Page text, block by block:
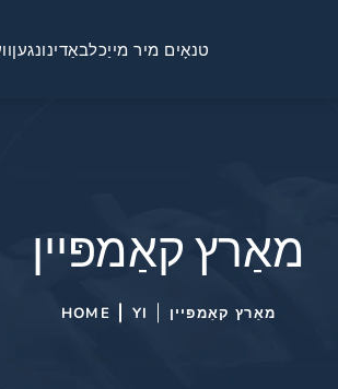
באַדינונגעןטנאָים מיר מייַכל
מאַרץ קאַמפּיין
HOME YI מאַרץ קאַמפּיין